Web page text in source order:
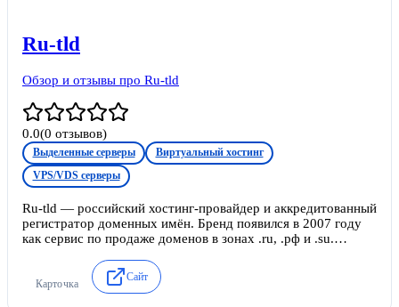
Ru-tld
Обзор и отзывы про Ru-tld
0.0(0 отзывов)
Выделенные серверы
Виртуальный хостинг
VPS/VDS серверы
Ru-tld — российский хостинг-провайдер и аккредитованный
регистратор доменных имён. Бренд появился в 2007 году
как сервис по продаже доменов в зонах .ru, .рф и .su.
компаний, сделавшие ставку на розничную регистрацию с
минимальной наценкой. Запуск виртуального хостинга
Карточка
Сайт